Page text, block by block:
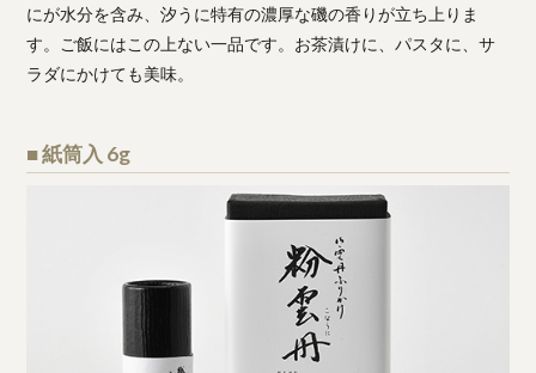
にが水分を含み、汐うに特有の濃厚な磯の香りが立ち上りま
す。ご飯にはこの上ない一品です。お茶漬けに、パスタに、サ
ラダにかけても美味。
■ 紙筒入 6g